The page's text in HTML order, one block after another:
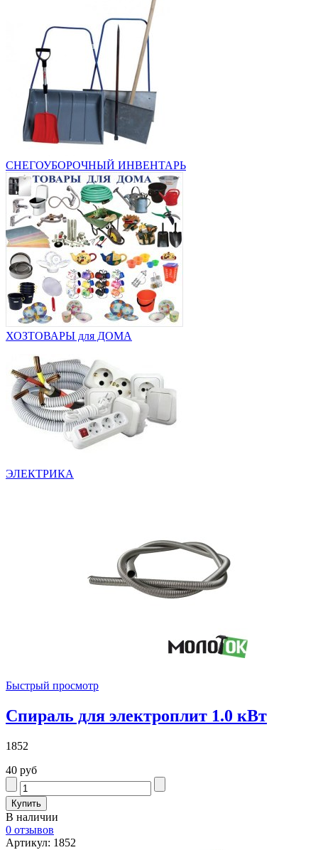
СНЕГОУБОРОЧНЫЙ ИНВЕНТАРЬ
ХОЗТОВАРЫ для ДОМА
ЭЛЕКТРИКА
Быстрый просмотр
Спираль для электроплит 1.0 кВт
1852
40 руб
В наличии
0 отзывов
Артикул: 1852